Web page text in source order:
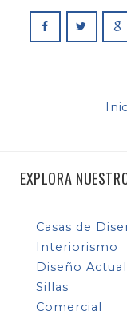
EXPLORA
Casas de
Interiorismo
Diseño Actual
Sillas
Comercial